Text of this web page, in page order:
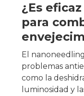
¿Es
para
El
problemas
como la
luminosidad y